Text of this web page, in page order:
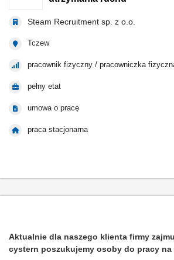
Steam Recruitment sp. z o.o.
Tczew
pracownik fizyczny / pracowniczka
pełny etat
umowa o pracę
praca stacjonarna
Aktualnie dla naszego klienta firmy
cystern poszukujemy osoby do pracy